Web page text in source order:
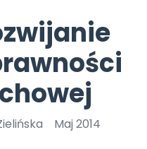
Nowości
Zapowiedzi
Polecamy
czerwca 2024 r. uzyskała
Online.
Bliżej Pieska
Pomoc zwierzętom
Książka (dla)
Promowanie czytelnictwa
TikTok
Zobacz nas na TikToku
YouTube
Maj 2014